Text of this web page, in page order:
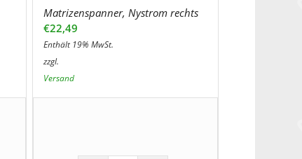
Matrizenspanner, Nystrom rechts
€22,49
Enthält 19% MwSt.
zzgl.
Versand